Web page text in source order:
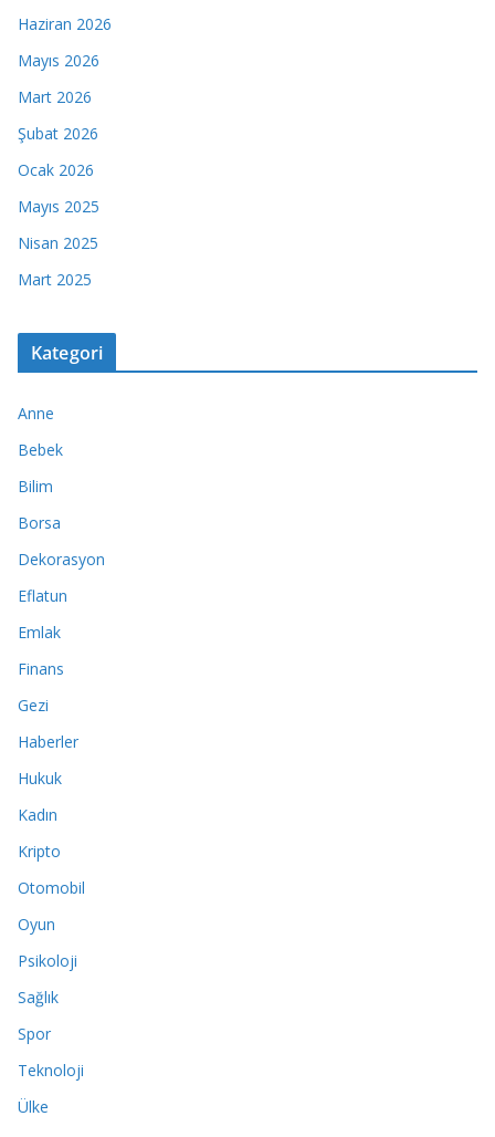
Haziran 2026
Mayıs 2026
Mart 2026
Şubat 2026
Ocak 2026
Mayıs 2025
Nisan 2025
Mart 2025
Kategori
Anne
Bebek
Bilim
Borsa
Dekorasyon
Eflatun
Emlak
Finans
Gezi
Haberler
Hukuk
Kadın
Kripto
Otomobil
Oyun
Psikoloji
Sağlık
Spor
Teknoloji
Ülke